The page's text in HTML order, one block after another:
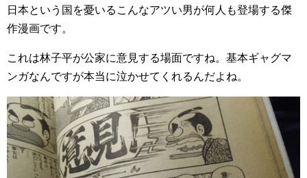
日本という国を憂いるこんなアツい男が何人も登場する傑
作漫画です。
これは林子平が公家に意見する場面ですね。基本ギャグマ
ンガなんですが本当に泣かせてくれるんだよね。